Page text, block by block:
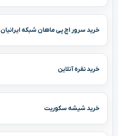
خرید سرور اچ پی ماهان شبکه ایرانیان
خرید نقره آنلاین
خرید شیشه سکوریت